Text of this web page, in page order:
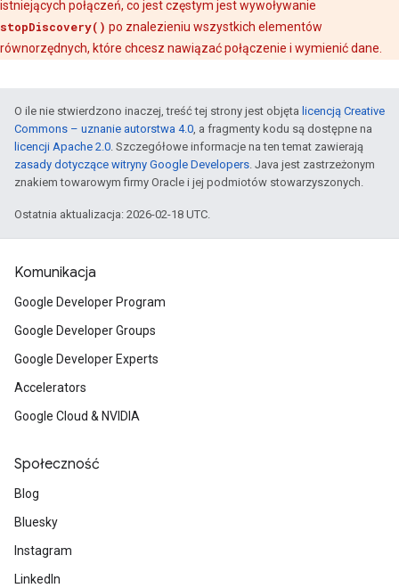
istniejących połączeń, co jest częstym jest wywoływanie
stopDiscovery() po znalezieniu wszystkich elementów
równorzędnych, które chcesz nawiązać połączenie i wymienić dane.
O ile nie stwierdzono inaczej, treść tej strony jest objęta licencją Creative
Commons – uznanie autorstwa 4.0, a fragmenty kodu są dostępne na
licencji Apache 2.0. Szczegółowe informacje na ten temat zawierają
zasady dotyczące witryny Google Developers. Java jest zastrzeżonym
znakiem towarowym firmy Oracle i jej podmiotów stowarzyszonych.
Ostatnia aktualizacja: 2026-02-18 UTC.
Komunikacja
Google Developer Program
Google Developer Groups
Google Developer Experts
Accelerators
Google Cloud & NVIDIA
Społeczność
Blog
Bluesky
Instagram
LinkedIn